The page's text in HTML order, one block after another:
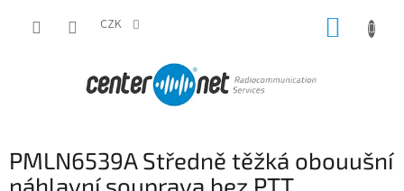
CZK
PMLN6539A Středně těžká obouušní